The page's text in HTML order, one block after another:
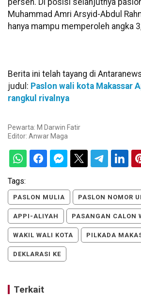
persen. Di posisi selanjutnya
Muhammad Amri Arsyid-Abdul
hanya mampu memperoleh angka
Berita ini telah tayang di
judul: Paslon wali kota Makassar
rangkul rivalnya
Pewarta: M Darwin Fatir
Editor: Anwar Maga
Tags:
PASLON MULIA PASLON NOMOR
APPI-ALIYAH PASANGAN CALON
WAKIL WALI KOTA PILKADA
DEKLARASI KE
Terkait